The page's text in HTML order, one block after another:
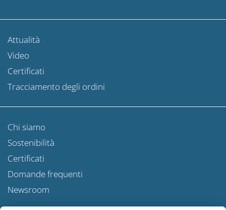
Attualità
Video
Certificati
Tracciamento degli ordini
Chi siamo
Sostenibilità
Certificati
Domande frequenti
Newsroom